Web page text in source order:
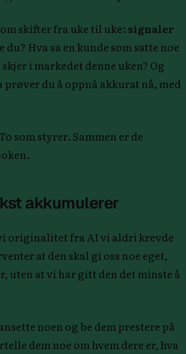
skifter fra uke til uke: signaler
Hva sa en kunde som satte noe
i markedet denne uken? Og
du å oppnå akkurat nå, med
som styrer. Sammen er de
akkumulerer
originalitet fra AI vi aldri krevde
at den skal gi oss noe eget,
uten at vi har gitt den det minste å
noen og be dem prestere på
dem noe om hvem dere er, hva